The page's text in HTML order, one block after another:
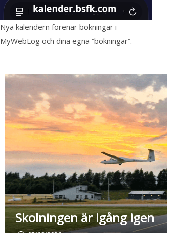
Nya kalendern förenar bokningar i
MyWebLog och dina egna ”bokningar”.
Skolningen är igång igen